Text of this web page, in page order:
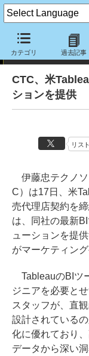
カテゴリ 過去記事
ニュース
CTC、米
ションを提供
リスト
伊藤忠テクノソ
C）は17日、米
売代理店契約を
は、同社の最新
ューションを提
がマーケティン
TableauのBIツ
ジニアを必要と
スタッフが、直
設計されている
化に優れており
データから深い